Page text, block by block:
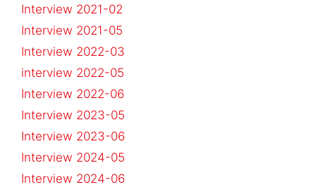
Interview 2021-02
Interview 2021-05
Interview 2022-03
interview 2022-05
Interview 2022-06
Interview 2023-05
Interview 2023-06
Interview 2024-05
Interview 2024-06